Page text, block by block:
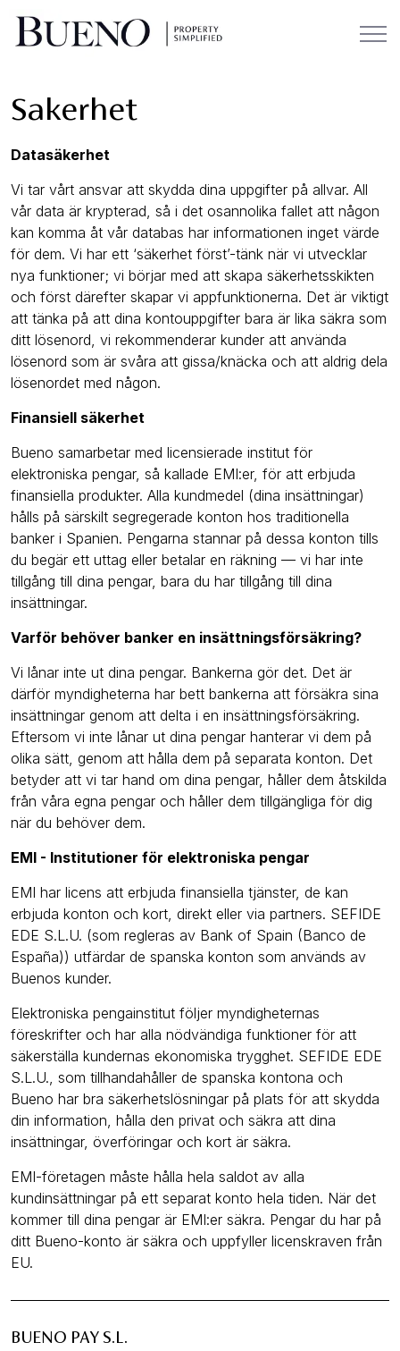
Sakerhet
Datasäkerhet
Vi tar vårt ansvar att skydda dina uppgifter på allvar. All
vår data är krypterad, så i det osannolika fallet att någon
kan komma åt vår databas har informationen inget värde
för dem. Vi har ett ‘säkerhet först’-tänk när vi utvecklar
nya funktioner; vi börjar med att skapa säkerhetsskikten
och först därefter skapar vi appfunktionerna. Det är viktigt
att tänka på att dina kontouppgifter bara är lika säkra som
ditt lösenord, vi rekommenderar kunder att använda
lösenord som är svåra att gissa/knäcka och att aldrig dela
lösenordet med någon.
Finansiell säkerhet
Bueno samarbetar med licensierade institut för
elektroniska pengar, så kallade EMI:er, för att erbjuda
finansiella produkter. Alla kundmedel (dina insättningar)
hålls på särskilt segregerade konton hos traditionella
banker i Spanien. Pengarna stannar på dessa konton tills
du begär ett uttag eller betalar en räkning — vi har inte
tillgång till dina pengar, bara du har tillgång till dina
insättningar.
Varför behöver banker en insättningsförsäkring?
Vi lånar inte ut dina pengar. Bankerna gör det. Det är
därför myndigheterna har bett bankerna att försäkra sina
insättningar genom att delta i en insättningsförsäkring.
Eftersom vi inte lånar ut dina pengar hanterar vi dem på
olika sätt, genom att hålla dem på separata konton. Det
betyder att vi tar hand om dina pengar, håller dem åtskilda
från våra egna pengar och håller dem tillgängliga för dig
när du behöver dem.
EMI - Institutioner för elektroniska pengar
EMI har licens att erbjuda finansiella tjänster, de kan
erbjuda konton och kort, direkt eller via partners. SEFIDE
EDE S.L.U. (som regleras av Bank of Spain (Banco de
España)) utfärdar de spanska konton som används av
Buenos kunder.
Elektroniska pengainstitut följer myndigheternas
föreskrifter och har alla nödvändiga funktioner för att
säkerställa kundernas ekonomiska trygghet. SEFIDE EDE
S.L.U., som tillhandahåller de spanska kontona och
Bueno har bra säkerhetslösningar på plats för att skydda
din information, hålla den privat och säkra att dina
insättningar, överföringar och kort är säkra.
EMI-företagen måste hålla hela saldot av alla
kundinsättningar på ett separat konto hela tiden. När det
kommer till dina pengar är EMI:er säkra. Pengar du har på
ditt Bueno-konto är säkra och uppfyller licenskraven från
EU.
BUENO PAY S.L.